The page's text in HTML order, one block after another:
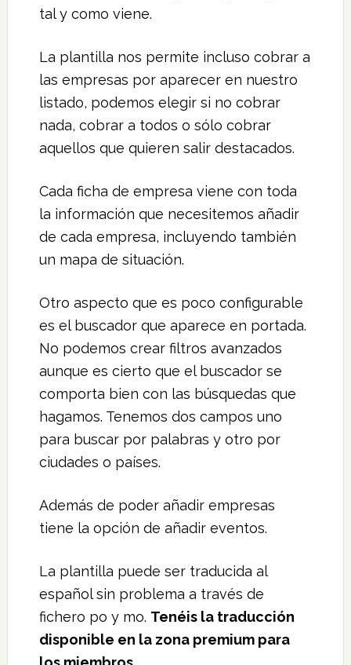
tal y como viene.
La plantilla nos permite incluso cobrar a
las empresas por aparecer en nuestro
listado, podemos elegir si no cobrar
nada, cobrar a todos o sólo cobrar
aquellos que quieren salir destacados.
Cada ficha de empresa viene con toda
la información que necesitemos añadir
de cada empresa, incluyendo también
un mapa de situación.
Otro aspecto que es poco configurable
es el buscador que aparece en portada.
No podemos crear filtros avanzados
aunque es cierto que el buscador se
comporta bien con las búsquedas que
hagamos. Tenemos dos campos uno
para buscar por palabras y otro por
ciudades o países.
Además de poder añadir empresas
tiene la opción de añadir eventos.
La plantilla puede ser traducida al
español sin problema a través de
fichero po y mo. Tenéis la traducción
disponible en la zona premium para